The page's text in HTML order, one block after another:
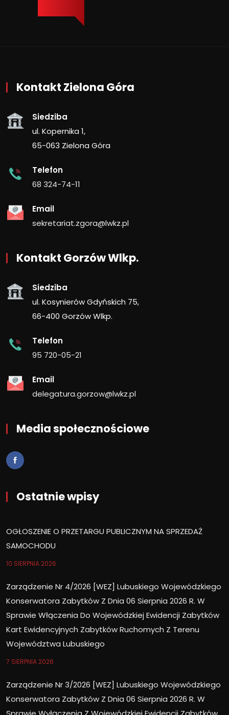
Kontakt Zielona Góra
Siedziba
ul. Kopernika 1,
65-063 Zielona Góra
Telefon
68 324-74-11
Email
sekretariat.zgora@lwkz.pl
Kontakt Gorzów Wlkp.
Siedziba
ul. Kosynierów Gdyńskich 75,
66-400 Gorzów Wlkp.
Telefon
95 720-05-21
Email
delegatura.gorzow@lwkz.pl
Media społecznościowe
Ostatnie wpisy
OGŁOSZENIE O PRZETARGU PUBLICZNYM NA SPRZEDAŻ
SAMOCHODU
10 SIERPNIA 2026
Zarządzenie Nr 4/2026 [WEZ] Lubuskiego Wojewódzkiego
Konserwatora Zabytków Z Dnia 06 Sierpnia 2026 R. W
Sprawie Włączenia Do Wojewódzkiej Ewidencji Zabytków
Kart Ewidencyjnych Zabytków Ruchomych Z Terenu
Województwa Lubuskiego
7 SIERPNIA 2026
Zarządzenie Nr 3/2026 [WEZ] Lubuskiego Wojewódzkiego
Konserwatora Zabytków Z Dnia 06 Sierpnia 2026 R. W